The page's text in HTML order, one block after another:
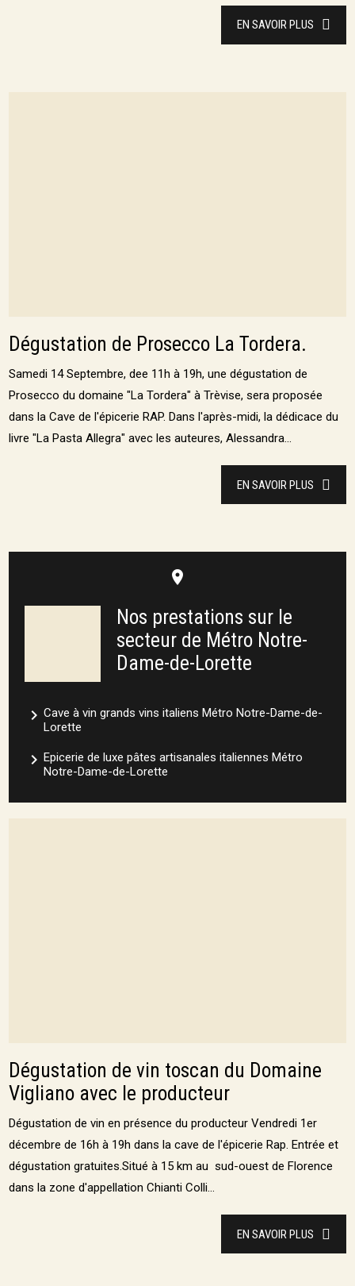
EN SAVOIR PLUS
Dégustation de Prosecco La Tordera.
Samedi 14 Septembre, dee 11h à 19h, une dégustation de
Prosecco du domaine "La Tordera" à Trèvise, sera proposée
dans la Cave de l'épicerie RAP. Dans l'après-midi, la dédicace du
livre "La Pasta Allegra" avec les auteures, Alessandra...
EN SAVOIR PLUS
place
Nos prestations sur le
secteur de Métro Notre-
Dame-de-Lorette
navigate_nextCave à vin grands vins italiens Métro Notre-Dame-de-
Lorette
navigate_nextEpicerie de luxe pâtes artisanales italiennes Métro
Notre-Dame-de-Lorette
Dégustation de vin toscan du Domaine
Vigliano avec le producteur
Dégustation de vin en présence du producteur Vendredi 1er
décembre de 16h à 19h dans la cave de l'épicerie Rap. Entrée et
dégustation gratuites.Situé à 15 km au sud-ouest de Florence
dans la zone d'appellation Chianti Colli...
EN SAVOIR PLUS